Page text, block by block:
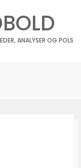
ANALYSER OG POLS